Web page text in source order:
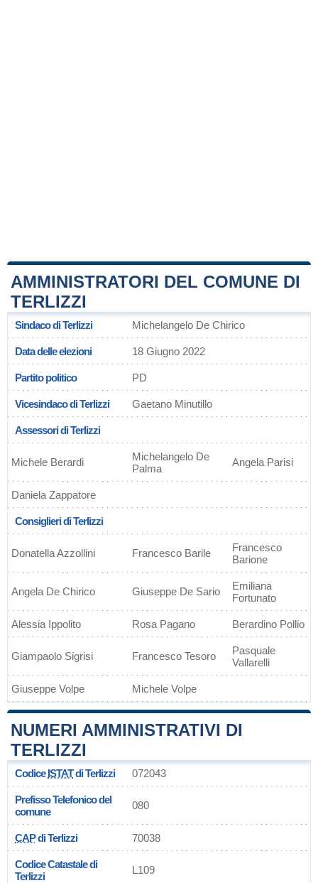
AMMINISTRATORI DEL COMUNE DI
TERLIZZI
Sindaco di Terlizzi Michelangelo De Chirico
Data delle elezioni 18 Giugno 2022
Partito politico PD
Vicesindaco di Terlizzi Gaetano Minutillo
Assessori di Terlizzi
Michele Berardi
Michelangelo De
Palma
Angela Parisi
Daniela Zappatore
Consiglieri di Terlizzi
Donatella Azzollini Francesco Barile
Francesco
Barione
Angela De Chirico Giuseppe De Sario
Emiliana
Fortunato
Alessia Ippolito Rosa Pagano Berardino Pollio
Giampaolo Sigrisi Francesco Tesoro
Pasquale
Vallarelli
Giuseppe Volpe Michele Volpe
NUMERI AMMINISTRATIVI DI
TERLIZZI
CodiceISTATdi Terlizzi 072043
Prefisso Telefonico del
comune
080
CAPdi Terlizzi 70038
Codice Catastale di
Terlizzi
L109